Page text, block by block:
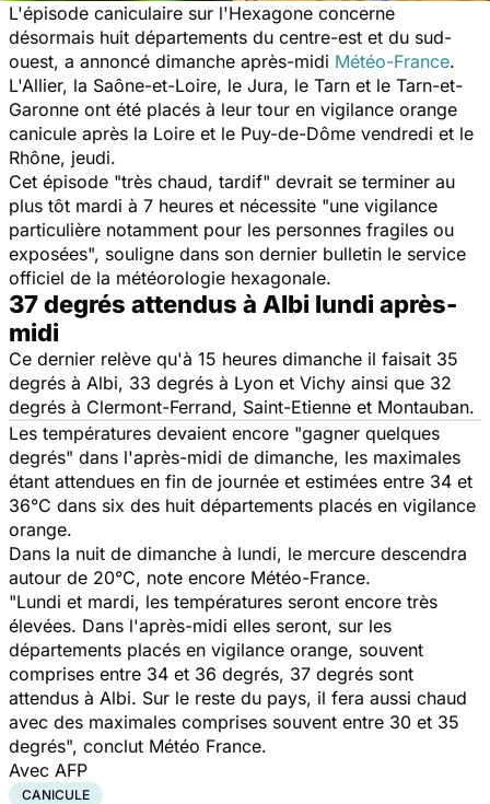
L'épisode caniculaire sur l'Hexagone concerne
désormais huit départements du centre-est et du sud-
ouest, a annoncé dimanche après-midi Météo-France.
L'Allier, la Saône-et-Loire, le Jura, le Tarn et le Tarn-et-
Garonne ont été placés à leur tour en vigilance orange
canicule après la Loire et le Puy-de-Dôme vendredi et le
Rhône, jeudi.
Cet épisode "très chaud, tardif" devrait se terminer au
plus tôt mardi à 7 heures et nécessite "une vigilance
particulière notamment pour les personnes fragiles ou
exposées", souligne dans son dernier bulletin le service
officiel de la météorologie hexagonale.
37 degrés attendus à Albi lundi après-
midi
Ce dernier relève qu'à 15 heures dimanche il faisait 35
degrés à Albi, 33 degrés à Lyon et Vichy ainsi que 32
degrés à Clermont-Ferrand, Saint-Etienne et Montauban.
Les températures devaient encore "gagner quelques
degrés" dans l'après-midi de dimanche, les maximales
étant attendues en fin de journée et estimées entre 34 et
36°C dans six des huit départements placés en vigilance
orange.
Dans la nuit de dimanche à lundi, le mercure descendra
autour de 20°C, note encore Météo-France.
"Lundi et mardi, les températures seront encore très
élevées. Dans l'après-midi elles seront, sur les
départements placés en vigilance orange, souvent
comprises entre 34 et 36 degrés, 37 degrés sont
attendus à Albi. Sur le reste du pays, il fera aussi chaud
avec des maximales comprises souvent entre 30 et 35
degrés", conclut Météo France.
Avec AFP
CANICULE